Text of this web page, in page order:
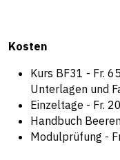
Kosten
Kurs BF31 - Fr.
Unterlagen und
Einzeltage - Fr.
Handbuch
Modulprüfung -